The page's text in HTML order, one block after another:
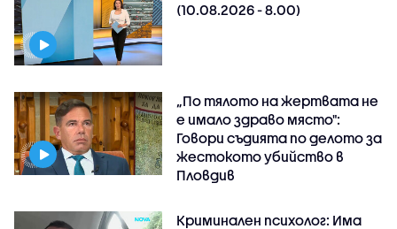
(10.08.2026 - 8.00)
„По тялото на жертвата не
е имало здраво място":
Говори съдията по делото за
жестокото убийство в
Пловдив
Криминален психолог: Има